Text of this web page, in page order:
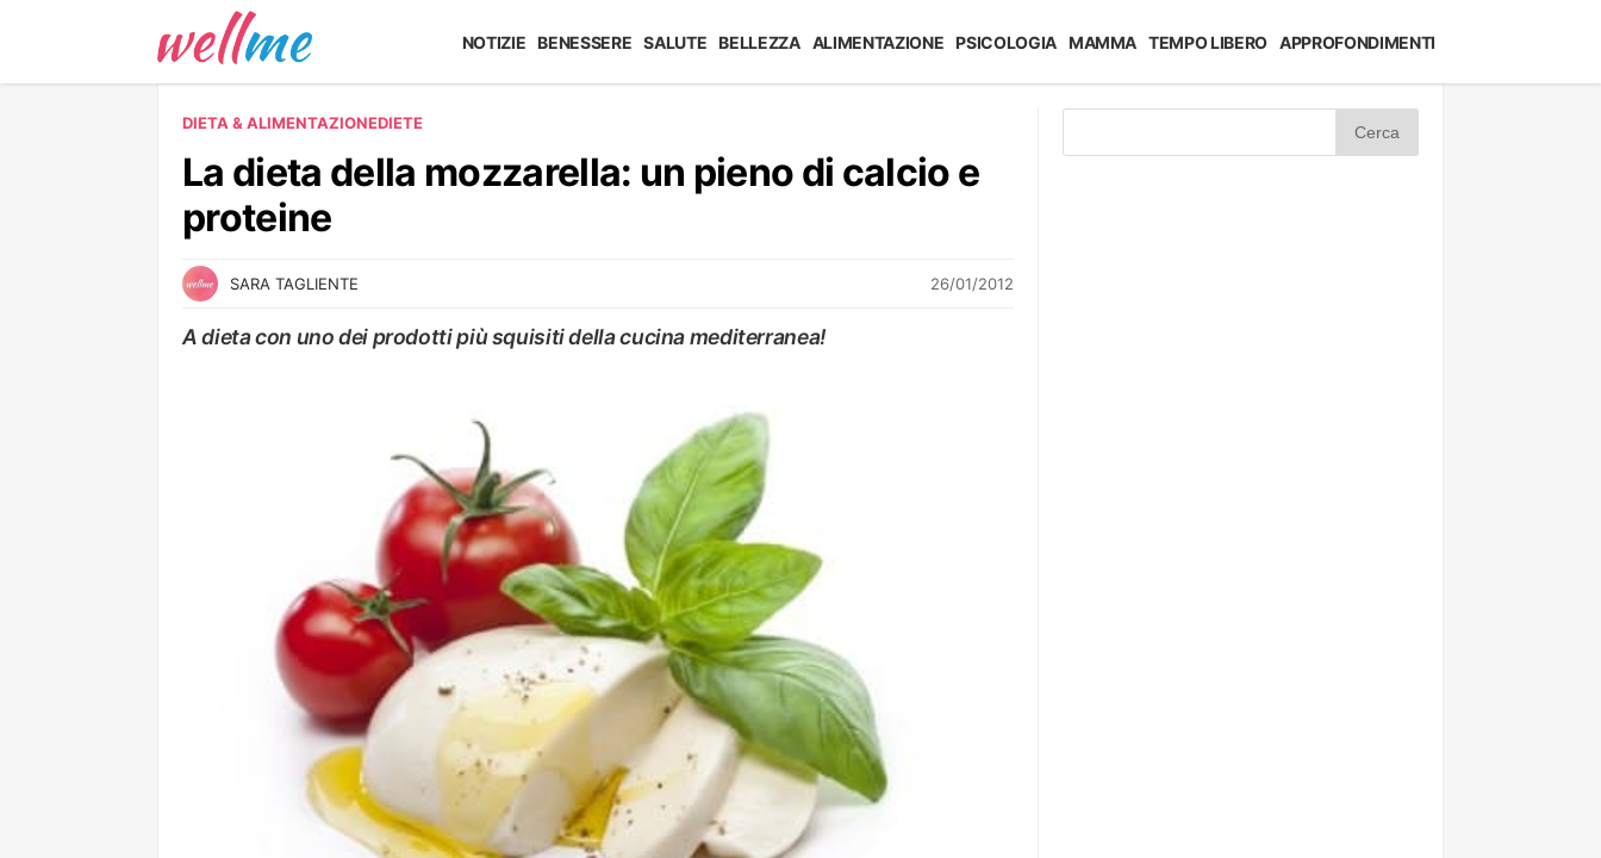
NOTIZIE BENESSERE SALUTE BELLEZZA ALIMENTAZIONE PSICOLOGIA MAMMA TEMPO LIBERO APPROFONDIMENTI
DIETA & ALIMENTAZIONEDIETE
La dieta della mozzarella: un pieno di calcio e
proteine
SARA TAGLIENTE 26/01/2012
A dieta con uno dei prodotti più squisiti della cucina mediterranea!